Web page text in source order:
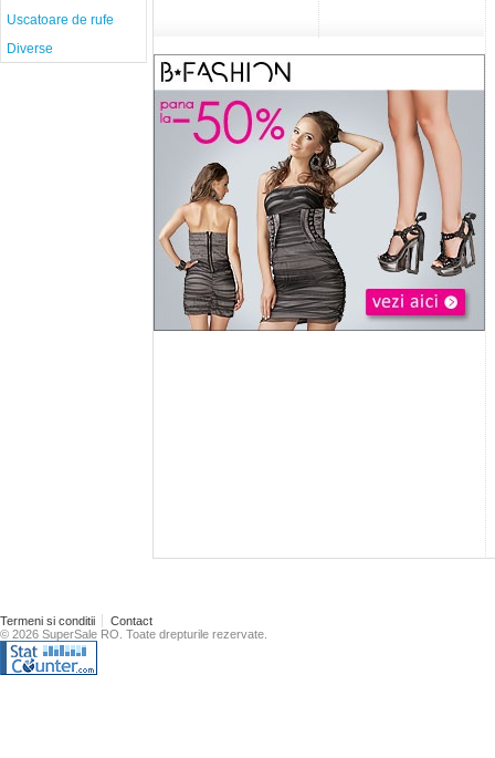
Uscatoare de rufe
Diverse
Termeni si conditii
Contact
© 2026 SuperSale RO. Toate drepturile rezervate.